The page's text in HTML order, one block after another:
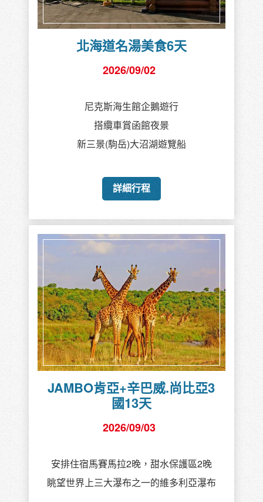
北海道名湯美食6天
2026/09/02
尼克斯海生館企鵝遊行
搭纜車賞函館夜景
新三景(駒岳)大沼湖遊覽船
詳細行程
JAMBO肯亞+辛巴威.尚比亞3
國13天
2026/09/03
安排住宿馬賽馬拉2晚，甜水保護區2晚
眺望世界上三大瀑布之一的維多利亞瀑布